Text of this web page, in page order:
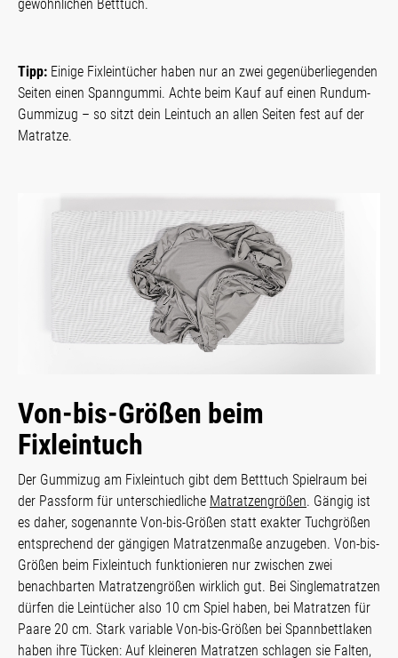
gewöhnlichen Betttuch.
Tipp: Einige Fixleintücher haben nur an zwei gegenüberliegenden
Seiten einen Spanngummi. Achte beim Kauf auf einen Rundum-
Gummizug – so sitzt dein Leintuch an allen Seiten fest auf der
Matratze.
Von-bis-Größen beim
Fixleintuch
Der Gummizug am Fixleintuch gibt dem Betttuch Spielraum bei
der Passform für unterschiedliche Matratzengrößen. Gängig ist
es daher, sogenannte Von-bis-Größen statt exakter Tuchgrößen
entsprechend der gängigen Matratzenmaße anzugeben. Von-bis-
Größen beim Fixleintuch funktionieren nur zwischen zwei
benachbarten Matratzengrößen wirklich gut. Bei Singlematratzen
dürfen die Leintücher also 10 cm Spiel haben, bei Matratzen für
Paare 20 cm. Stark variable Von-bis-Größen bei Spannbettlaken
haben ihre Tücken: Auf kleineren Matratzen schlagen sie Falten,